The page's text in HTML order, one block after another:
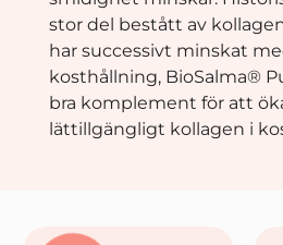
stor del bestått av
har successivt minskat
kosthållning, BioSalma®
bra komplement för att
lättillgängligt kollagen i